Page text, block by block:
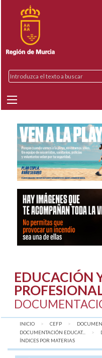
EDUCACIÓN
INICIO CEFP
DOCUMENTACIÓN EDUCAT...
AQUÍ:
ÍNDICES POR MATERIAS